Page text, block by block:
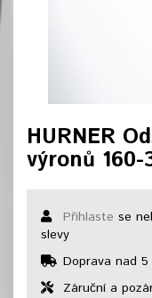
HURNER
výronů 160-
Přihlaste se
slevy
Doprava nad
Záruční a